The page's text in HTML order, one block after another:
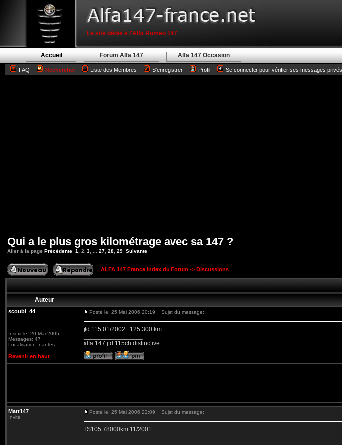
Le site dédié à l'Alfa Romeo 147
Accueil Forum Alfa 147 Alfa 147 Occasion
FAQ Rechercher Liste des Membres S'enregistrer Profil Se connecter pour vérifier ses messages privés
Qui a le plus gros kilométrage avec sa 147 ?
Aller à la page Précédente 1 2 3 27 28 29 Suivante
ALFA 147 France Index du Forum -> Discussions
Auteur
scoubi_44
Inscrit le: 20 Mai 2005
Messages: 47
Localisation: nantes
Posté le: 25 Mai 2006 20:19 Sujet du message:
jtd 115 01/2002 : 125 300 km
alfa 147 jtd 115ch distinctive
Revenir en haut
Matt147
Invité
Posté le: 25 Mai 2006 22:09 Sujet du message:
TS105 78000km 11/2001